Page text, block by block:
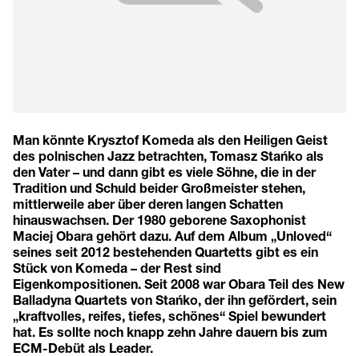
Man könnte Krysztof Komeda als den Heiligen Geist
des polnischen Jazz betrachten, Tomasz Stańko als
den Vater – und dann gibt es viele Söhne, die in der
Tradition und Schuld beider Großmeister stehen,
mittlerweile aber über deren langen Schatten
hinauswachsen. Der 1980 geborene Saxophonist
Maciej Obara gehört dazu. Auf dem Album „Unloved“
seines seit 2012 bestehenden Quartetts gibt es ein
Stück von Komeda – der Rest sind
Eigenkompositionen. Seit 2008 war Obara Teil des New
Balladyna Quartets von Stańko, der ihn gefördert, sein
„kraftvolles, reifes, tiefes, schönes“ Spiel bewundert
hat. Es sollte noch knapp zehn Jahre dauern bis zum
ECM-Debüt als Leader.